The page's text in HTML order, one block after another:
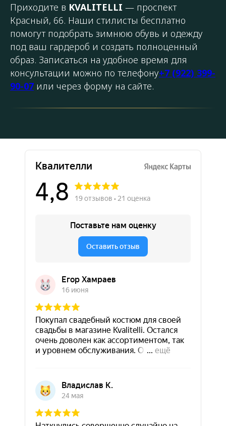
Приходите в KVALITELLI — проспект
Красный, 66. Наши стилисты бесплатно
помогут подобрать зимнюю обувь и одежду
под ваш гардероб и создать полноценный
образ. Записаться на удобное время для
консультации можно по телефону+7 (922) 399-
90-07 или через форму на сайте.